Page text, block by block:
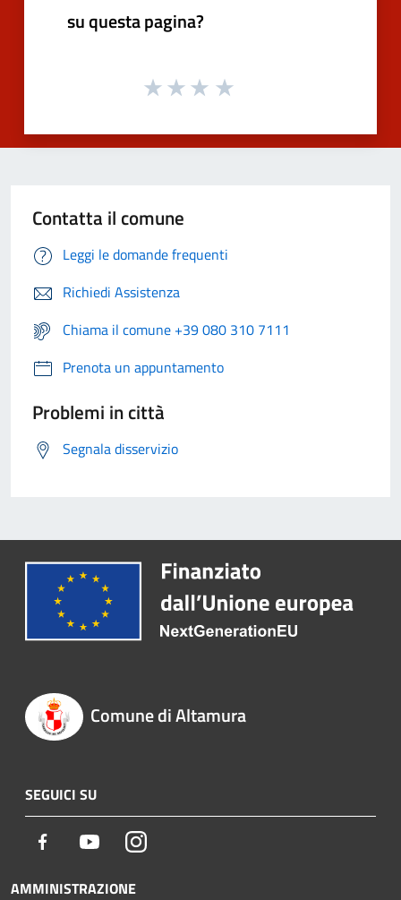
su questa pagina?
Contatta il comune
Leggi le domande frequenti
Richiedi Assistenza
Chiama il comune +39 080 310 7111
Prenota un appuntamento
Problemi in città
Segnala disservizio
Comune di Altamura
SEGUICI SU
Facebook YoutubeInstagram
AMMINISTRAZIONE